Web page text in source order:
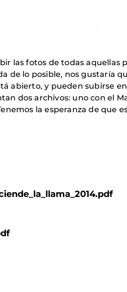
las fotos de todas aquellas
de lo posible, nos gustaría
abierto, y pueden subirse
dos archivos: uno con el
la esperanza de